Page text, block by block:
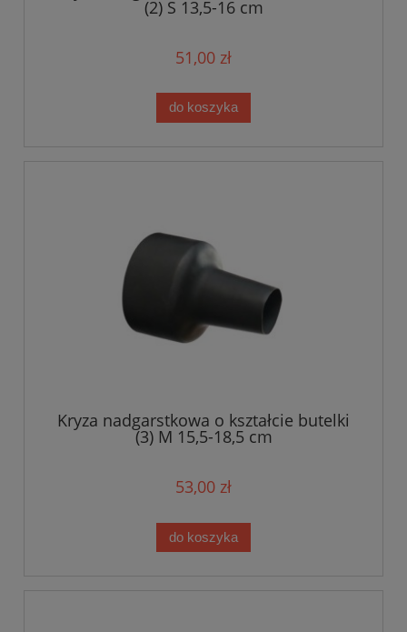
(2) S 13,5-16 cm
51,00 zł
do koszyka
Kryza nadgarstkowa o kształcie butelki
(3) M 15,5-18,5 cm
53,00 zł
do koszyka